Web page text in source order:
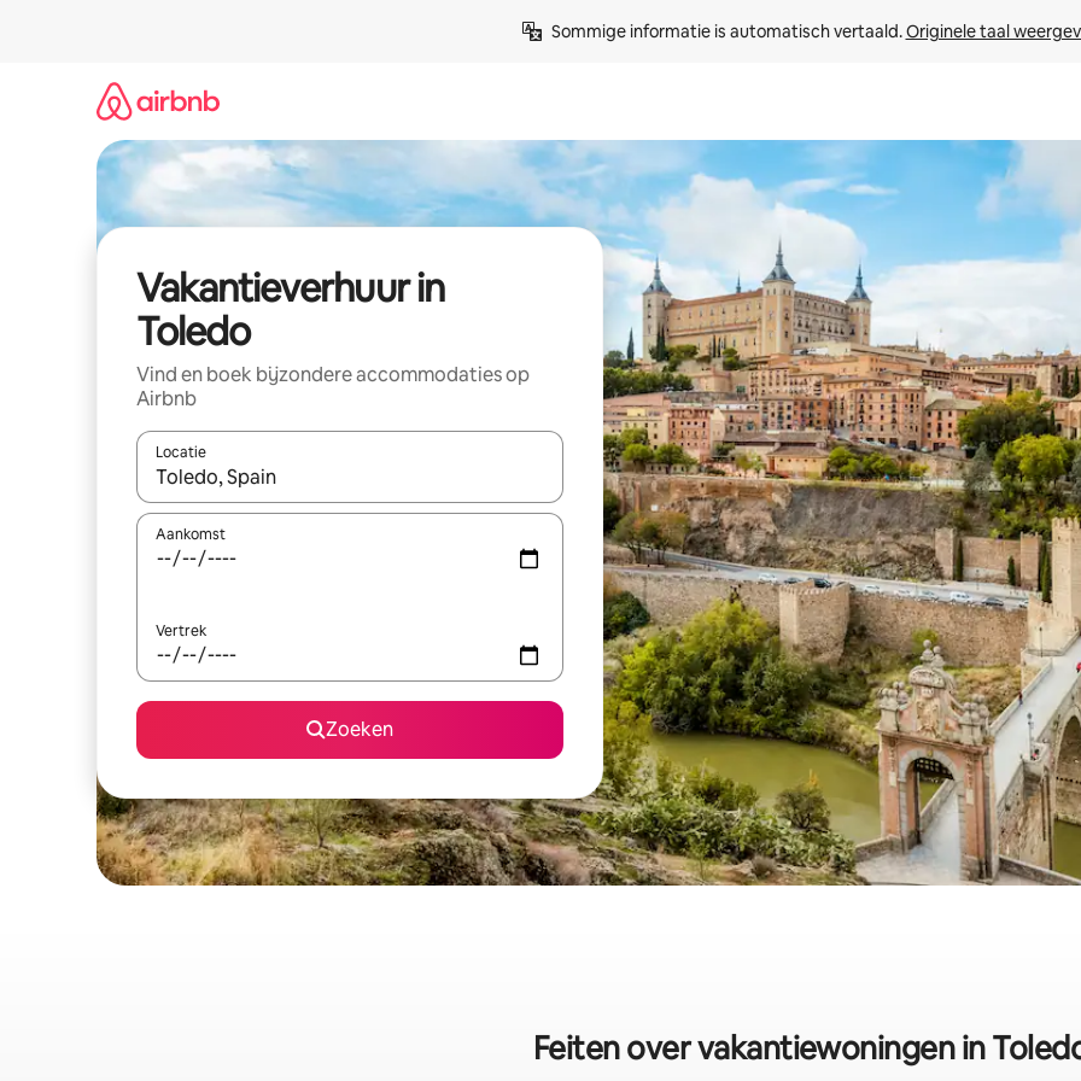
Sommige informatie is automatisch vertaald. Originele taal
Vakantieverhuur in
Toledo
Vind en boek bijzondere accommodaties op
Airbnb
Locatie
Wanneer er suggesties beschikbaar zijn, maak je een keuze met je de pijltjestoetsen omhoog en omlaag, óf door te
Aankomst
Vertrek
Zoeken
Feiten over vakantiewoningen in